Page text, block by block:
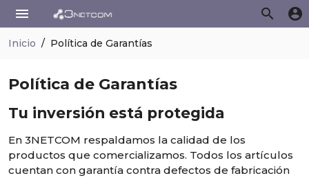
search
menu account_circle
Inicio Política de Garantías
Política de Garantías
Tu inversión está protegida
En 3NETCOM respaldamos la calidad de los
productos que comercializamos. Todos los artículos
cuentan con garantía contra defectos de fabricación